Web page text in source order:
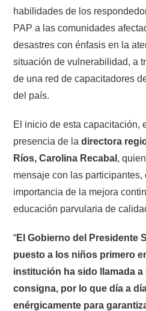
habilidades de los
PAP a las comunidades
desastres con énfasis en la
situación de vulnerabilidad, a
de una red de capacitadores
del país.
El inicio de esta capacitación,
presencia de ladirectora
Ríos, Carolina Recabal ,
mensaje con las participantes,
importancia de la mejora
educación parvularia de
“El Gobierno del Presidente
puesto a los niños primero
institución ha sido llamada a
consigna, por lo que día a
enérgicamente para